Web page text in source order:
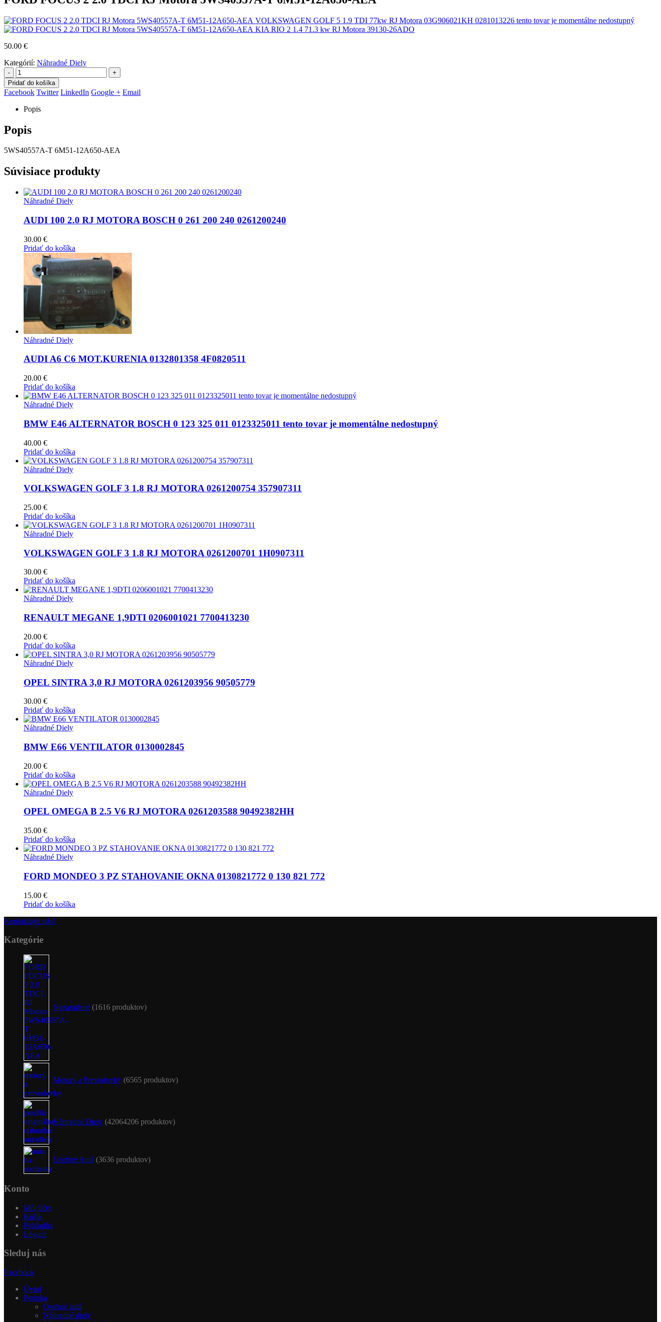
VOLKSWAGEN GOLF 5 1.9 TDI 77kw RJ Motora 03G906021KH 0281013226 tento tovar je momentálne nedostupný
KIA RIO 2 1.4 71.3 kw RJ Motora 39130-26ADO
50.00 €
Kategórií: Náhradné Diely
-
+
Pridať do košíka
Facebook Twitter LinkedIn Google + Email
Popis
Popis
5WS40557A-T 6M51-12A650-AEA
Súvisiace produkty
Náhradné Diely
AUDI 100 2.0 RJ MOTORA BOSCH 0 261 200 240 0261200240
30.00 €
Pridať do košíka
Náhradné Diely
AUDI A6 C6 MOT.KURENIA 0132801358 4F0820511
20.00 €
Pridať do košíka
Náhradné Diely
BMW E46 ALTERNATOR BOSCH 0 123 325 011 0123325011 tento tovar je momentálne nedostupný
40.00 €
Pridať do košíka
Náhradné Diely
VOLKSWAGEN GOLF 3 1.8 RJ MOTORA 0261200754 357907311
25.00 €
Pridať do košíka
Náhradné Diely
VOLKSWAGEN GOLF 3 1.8 RJ MOTORA 0261200701 1H0907311
30.00 €
Pridať do košíka
Náhradné Diely
RENAULT MEGANE 1,9DTI 0206001021 7700413230
20.00 €
Pridať do košíka
Náhradné Diely
OPEL SINTRA 3,0 RJ MOTORA 0261203956 90505779
30.00 €
Pridať do košíka
Náhradné Diely
BMW E66 VENTILATOR 0130002845
20.00 €
Pridať do košíka
Náhradné Diely
OPEL OMEGA B 2.5 V6 RJ MOTORA 0261203588 90492382HH
35.00 €
Pridať do košíka
Náhradné Diely
FORD MONDEO 3 PZ STAHOVANIE OKNA 0130821772 0 130 821 772
15.00 €
Pridať do košíka
Kontaktujte nás!
Kategórie
Nezaradené 1616 produktov
Motory a Prevodovky 6565 produktov
Náhradné Diely 42064206 produktov
Osobné Autá 3636 produktov
Konto
Môj účet
Košík
Pokladňa
Logout
Sleduj nás
Facebook
Úvod
Ponuka
Osobné autá
Náhradné diely